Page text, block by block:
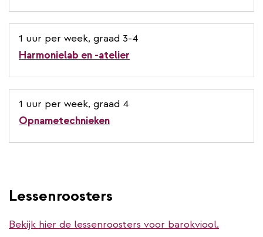
1 uur per week, graad 3-4
Harmonielab en -atelier
1 uur per week, graad 4
Opnametechnieken
Lessenroosters
Bekijk hier de lessenroosters voor barokviool.